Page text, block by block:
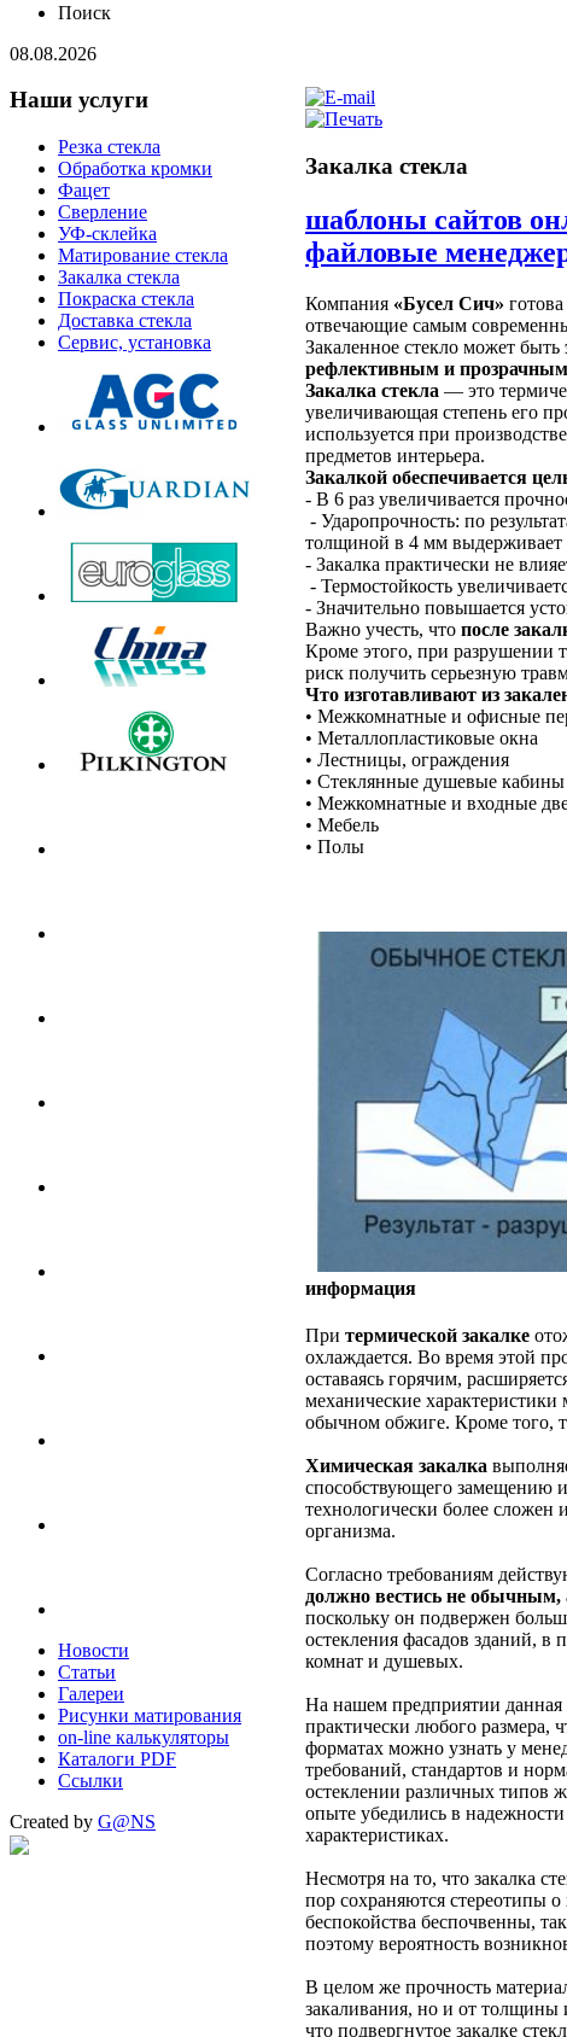
Поиск
08.08.2026
Закалка стекла
шаблоны сайтов
файловые
Компания «Бусел Сич»
отвечающие самым
Закаленное стекло может быть
рефлективным и
Закалка стекла — это
увеличивающая степень его
используется при
предметов интерьера.
Закалкой обеспечивается
- В 6 раз увеличивается
- Ударопрочность: по
толщиной в 4 мм выдерживает
- Закалка практически не
- Термостойкость
- Значительно повышается
Важно учесть, что после
Кроме этого, при разрушении
риск получить серьезную
Что изготавливают из
• Межкомнатные и офисные
• Металлопластиковые окна
• Лестницы, ограждения
• Стеклянные душевые кабины
• Межкомнатные и входные
• Мебель
• Полы
информация
При термической закалке
охлаждается. Во время этой
оставаясь горячим,
механические
обычном обжиге. Кроме того,
Химическая закалка
способствующего замещению
технологически более сложен
организма.
Согласно требованиям
должно вестись не обычным,
поскольку он подвержен
остекления фасадов зданий, в
комнат и душевых.
На нашем предприятии данная
практически любого размера,
форматах можно узнать у
требований, стандартов и
остеклении различных типов
опыте убедились в
характеристиках.
Несмотря на то, что закалка
пор сохраняются стереотипы
беспокойства беспочвенны,
поэтому вероятность
В целом же прочность
закаливания, но и от толщины
что подвергнутое закалке
Наши услуги
Резка стекла
Обработка кромки
Фацет
Сверление
УФ-склейка
Матирование стекла
Закалка стекла
Покраска стекла
Доставка стекла
Сервис, установка
Новости
Статьи
Галереи
Рисунки матирования
on-line калькуляторы
Каталоги PDF
Ссылки
Created by G@NS